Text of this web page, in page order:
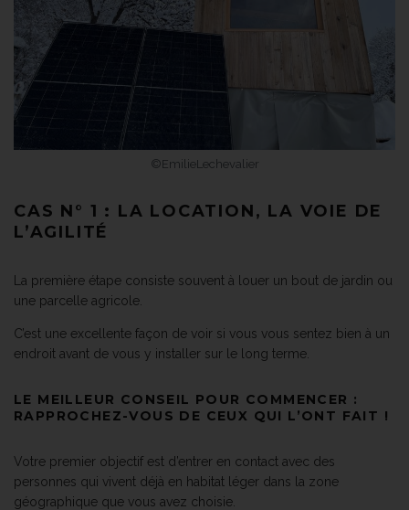
©EmilieLechevalier
CAS N° 1 : LA LOCATION, LA VOIE DE
L’AGILITÉ
La première étape consiste souvent à louer un bout de jardin ou
une parcelle agricole.
C’est une excellente façon de voir si vous vous sentez bien à un
endroit avant de vous y installer sur le long terme.
LE MEILLEUR CONSEIL POUR COMMENCER :
RAPPROCHEZ-VOUS DE CEUX QUI L’ONT FAIT !
Votre premier objectif est d’entrer en contact avec des
personnes qui vivent déjà en habitat léger dans la zone
géographique que vous avez choisie.